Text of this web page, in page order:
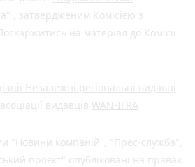
, затвердженим Комісією з
на матеріал до Комісії
Незалежні регіональні видавці
видавців WAN-IFRA
"Новини компаній", "Прес-служба",
проєкт" опубліковані на правах